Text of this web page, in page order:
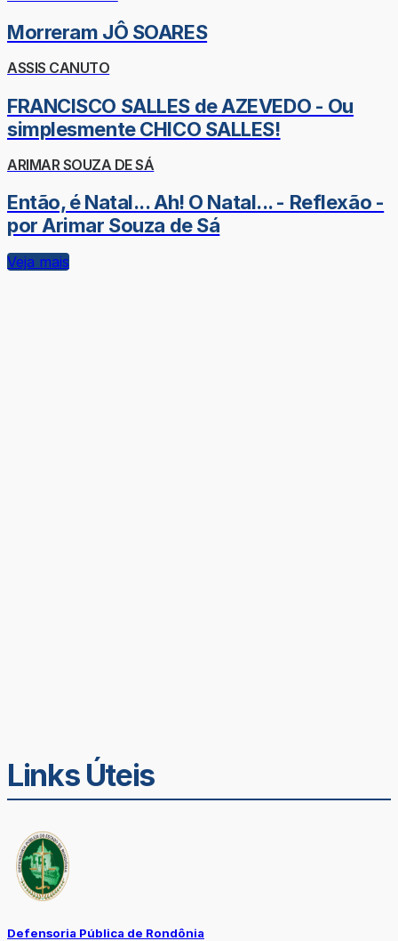
Morreram JÔ SOARES
ASSIS CANUTO
FRANCISCO SALLES de AZEVEDO - Ou
simplesmente CHICO SALLES!
ARIMAR SOUZA DE SÁ
Então, é Natal... Ah! O Natal... - Reflexão -
por Arimar Souza de Sá
Veja mais
Links Úteis
Defensoria Pública de Rondônia